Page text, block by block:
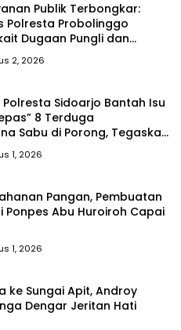
Publik Terbongkar:
Polresta Probolinggo
Dugaan Pungli dan
2, 2026
Sidoarjo Bantah Isu
8 Terduga
Sabu di Porong, Tegaskan
Benar
1, 2026
Pangan, Pembuatan
Ponpes Abu Huroiroh Capai
1, 2026
ke Sungai Apit, Androy
Dengar Jeritan Hati